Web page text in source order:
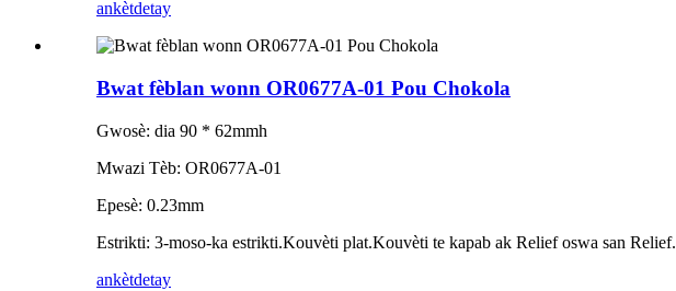
ankètdetay
Bwat fèblan wonn OR0677A-01 Pou Chokola
Gwosè: dia 90 * 62mmh
Mwazi Tèb: OR0677A-01
Epesè: 0.23mm
Estrikti: 3-moso-ka estrikti.Kouvèti plat.Kouvèti te kapab ak Relief oswa san Relief.
ankètdetay